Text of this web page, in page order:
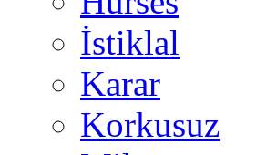
İstiklal
Karar
Korkusuz